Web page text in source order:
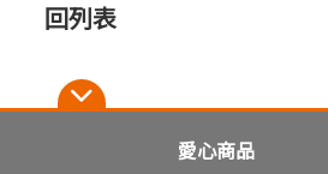
回列表
愛心商品